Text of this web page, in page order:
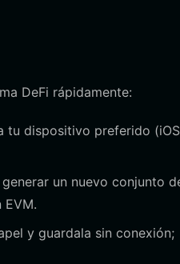
DeFi rápidamente:
tu dispositivo preferido
un nuevo conjunto
y guardala sin conexión;